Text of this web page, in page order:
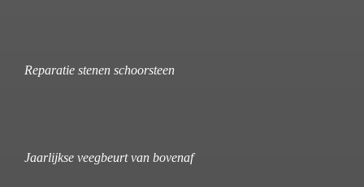
Reparatie stenen schoorsteen
Jaarlijkse veegbeurt van bovenaf